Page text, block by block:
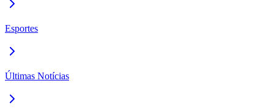
Esportes
Últimas Notícias